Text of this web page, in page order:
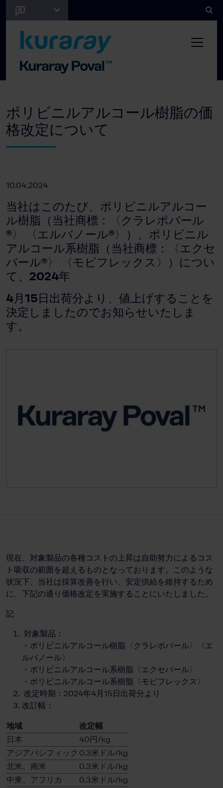
ポリビニルアルコール樹脂の価
格改定について
10.04.2024
当社はこのたび、ポリビニルアルコー
ル樹脂（当社商標：〈クラレポバール
®〉 〈エルバノール®〉）、ポリビニル
アルコール系樹脂（当社商標：〈エクセ
バール®〉 〈モビフレックス〉）につい
て、2024年
4月15日出荷分より、値上げすることを
決定しましたのでお知らせいたしま
す。
現在、対象製品の各種コストの上昇は自助努力によるコス
ト吸収の範囲を超えるものとなっております。このような
状況下、当社は採算改善を行い、安定供給を維持するため
に、下記の通り価格改定を実施することにいたしました。
記
対象製品：
・ポリビニルアルコール樹脂〈クラレポバール〉〈エ
ルバノール〉
・ポリビニルアルコール系樹脂〈エクセバール〉
・ポリビニルアルコール系樹脂〈モビフレックス〉
改定時期：2024年4月15日出荷分より
改訂幅：
地域
改定幅
日本
40円/kg
アジアパシフィック 0.3米ドル/kg
北米、南米
0.3米ドル/kg
中東、アフリカ
0.3米ドル/kg